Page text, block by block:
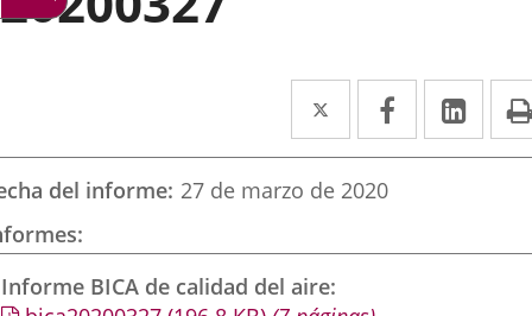
Twitter
Enlace
a
una
externa.
Facebook
Enlace
a
externa.
a
del informe 27 de marzo de 2020
Informe BICA de calidad del aire